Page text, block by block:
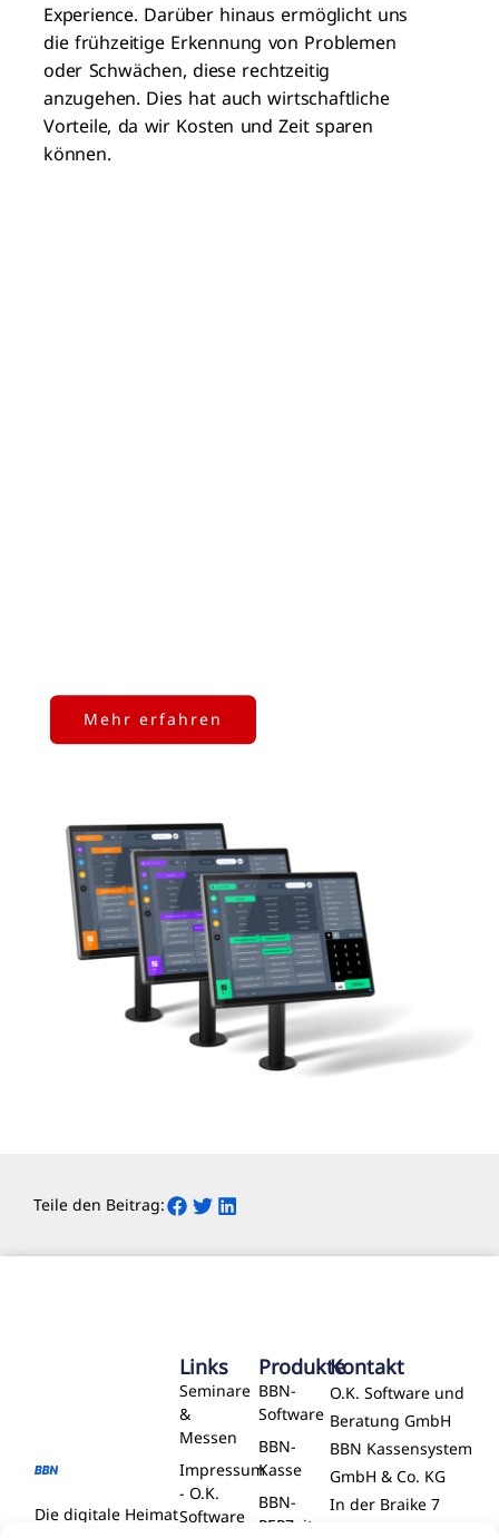
Experience. Darüber hinaus ermöglicht uns
die frühzeitige Erkennung von Problemen
oder Schwächen, diese rechtzeitig
anzugehen. Dies hat auch wirtschaftliche
Vorteile, da wir Kosten und Zeit sparen
können.
Mehr erfahren
Teile den Beitrag:
Die digitale Heimat​
Produkte
BBN-
Software
BBN-
Kasse
BBN-
PEPZeit
Links
Seminare
&
Messen
Impressum
- O.K.
Software
Kontakt
O.K. Software und
Beratung GmbH
BBN Kassensystem
GmbH & Co. KG
In der Braike 7